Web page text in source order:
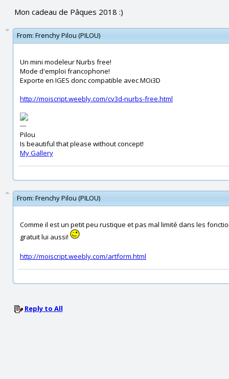
Mon cadeau de Pâques 2018 :)
From: Frenchy Pilou (PILOU)
Un mini modeleur Nurbs free!
Mode d'emploi francophone!
Exporte en IGES donc compatible avec MOi3D
http://moiscript.weebly.com/cv3d-nurbs-free.html
---
Pilou
Is beautiful that please without concept!
My Gallery
From: Frenchy Pilou (PILOU)
Comme il est un petit peu rustique et pas mal limité dans les
gratuit lui aussi!
http://moiscript.weebly.com/artform.html
Reply to All